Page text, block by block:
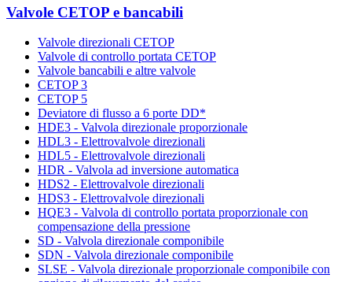
Valvole CETOP e bancabili
Valvole direzionali CETOP
Valvole di controllo portata CETOP
Valvole bancabili e altre valvole
CETOP 3
CETOP 5
Deviatore di flusso a 6 porte DD*
HDE3 - Valvola direzionale proporzionale
HDL3 - Elettrovalvole direzionali
HDL5 - Elettrovalvole direzionali
HDR - Valvola ad inversione automatica
HDS2 - Elettrovalvole direzionali
HDS3 - Elettrovalvole direzionali
HQE3 - Valvola di controllo portata proporzionale con
compensazione della pressione
SD - Valvola direzionale componibile
SDN - Valvola direzionale componibile
SLSE - Valvola direzionale proporzionale componibile con